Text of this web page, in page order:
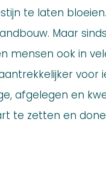
te laten
Maar
mensen ook in
voor
afgelegen en
te zetten en